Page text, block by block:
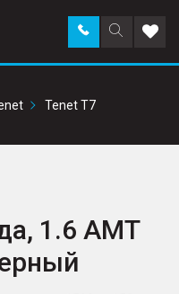
Поиск
по
Заказать
звонок в
Tenet T7
1.6 AMT